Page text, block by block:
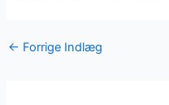
← Forrige Indlæg